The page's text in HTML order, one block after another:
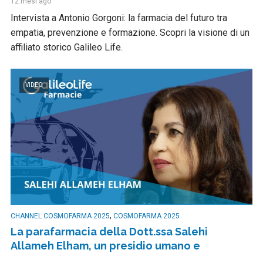
Intervista a Antonio Gorgoni: la farmacia del futuro tra
empatia, prevenzione e formazione. Scopri la visione di un
affiliato storico Galileo Life.
VIDEO
CHANNEL COSMOFARMA 2025, COSMOFARMA 2025
La parafarmacia della Dott.ssa Salehi
Allameh Elham, un presidio umano e